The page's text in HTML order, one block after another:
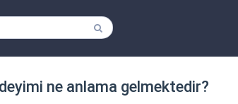
deyimi ne anlama gelmektedir?